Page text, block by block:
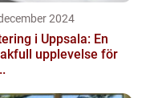
2024
i Uppsala: En
upplevelse för